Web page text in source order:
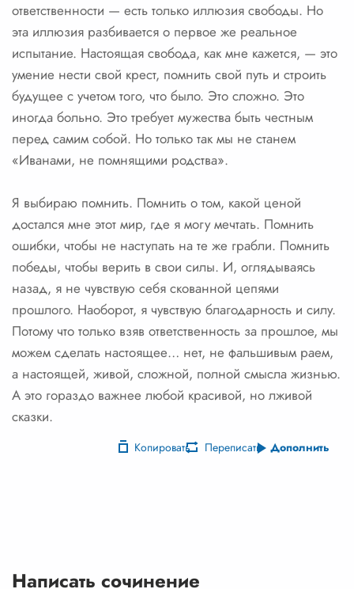
ответственности — есть только иллюзия свободы. Но
эта иллюзия разбивается о первое же реальное
испытание. Настоящая свобода, как мне кажется, — это
умение нести свой крест, помнить свой путь и строить
будущее с учетом того, что было. Это сложно. Это
иногда больно. Это требует мужества быть честным
перед самим собой. Но только так мы не станем
«Иванами, не помнящими родства».
Я выбираю помнить. Помнить о том, какой ценой
достался мне этот мир, где я могу мечтать. Помнить
ошибки, чтобы не наступать на те же грабли. Помнить
победы, чтобы верить в свои силы. И, оглядываясь
назад, я не чувствую себя скованной цепями
прошлого. Наоборот, я чувствую благодарность и силу.
Потому что только взяв ответственность за прошлое, мы
можем сделать настоящее… нет, не фальшивым раем,
а настоящей, живой, сложной, полной смысла жизнью.
А это гораздо важнее любой красивой, но лживой
сказки.
Копировать Переписать Дополнить
Написать сочинение